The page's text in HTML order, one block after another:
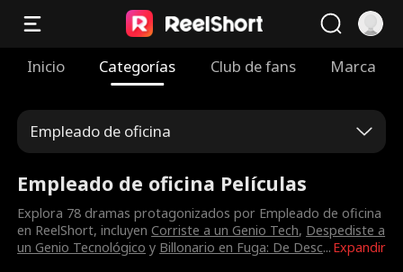
Inicio Categorías Club de fans Marca
Empleado de oficina
Empleado de oficina Películas
Expandir
Explora 78 dramas protagonizados por Empleado de oficina
en ReelShort, incluyenCorriste a un Genio Tech, Despediste a
un Genio Tecnológico y Billonario en Fuga: De Desc...